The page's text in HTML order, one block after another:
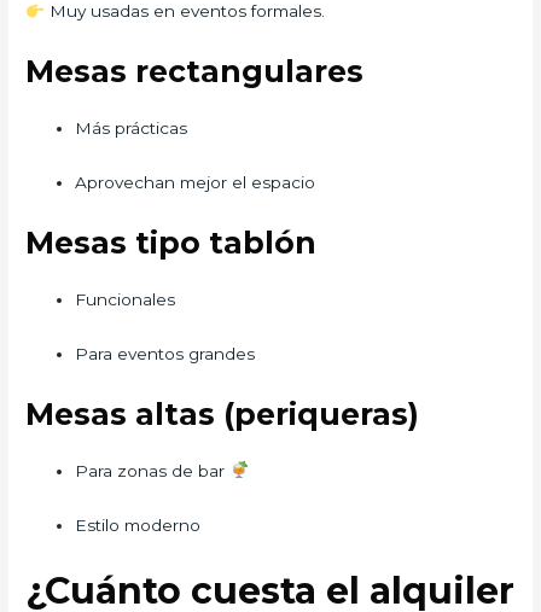
Muy usadas en eventos formales.
Mesas rectangulares
Más prácticas
Aprovechan mejor el espacio
Mesas tipo tablón
Funcionales
Para eventos grandes
Mesas altas (periqueras)
Para zonas de bar
Estilo moderno
¿Cuánto cuesta el alquiler